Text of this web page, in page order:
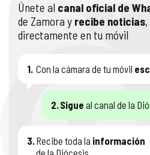
Únete al canal oficial de
de Zamora y recibe noticias
directamente en tu móvil
1. Con la cámara de tu móvil
2.Sigue al canal de la
3.Recibe toda la información
de la Diócesis.